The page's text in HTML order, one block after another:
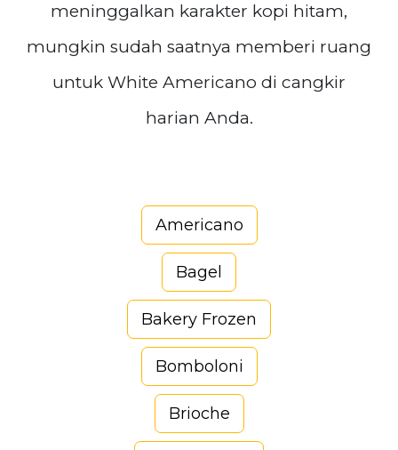
meninggalkan karakter kopi hitam,
mungkin sudah saatnya memberi ruang
untuk White Americano di cangkir
harian Anda.
Americano
Bagel
Bakery Frozen
Bomboloni
Brioche